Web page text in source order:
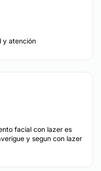
y atención
facial con lazer es
y segun con lazer